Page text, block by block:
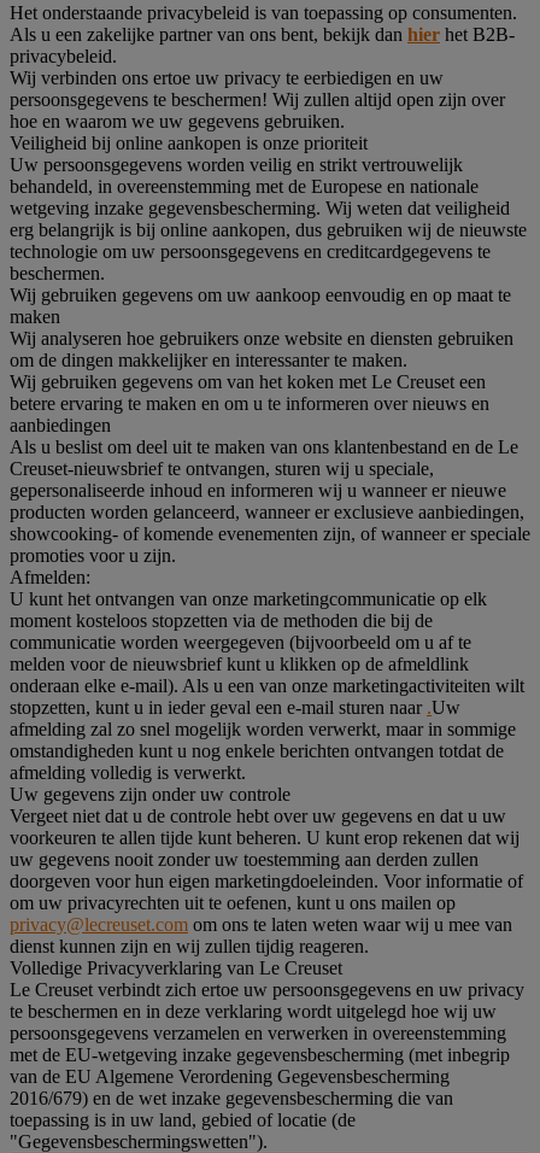
Het onderstaande privacybeleid is van toepassing op consumenten.
Als u een zakelijke partner van ons bent, bekijk dan hier het B2B-
privacybeleid.
Wij verbinden ons ertoe uw privacy te eerbiedigen en uw
persoonsgegevens te beschermen! Wij zullen altijd open zijn over
hoe en waarom we uw gegevens gebruiken.
Veiligheid bij online aankopen is onze prioriteit
Uw persoonsgegevens worden veilig en strikt vertrouwelijk
behandeld, in overeenstemming met de Europese en nationale
wetgeving inzake gegevensbescherming. Wij weten dat veiligheid
erg belangrijk is bij online aankopen, dus gebruiken wij de nieuwste
technologie om uw persoonsgegevens en creditcardgegevens te
beschermen.
Wij gebruiken gegevens om uw aankoop eenvoudig en op maat te
maken
Wij analyseren hoe gebruikers onze website en diensten gebruiken
om de dingen makkelijker en interessanter te maken.
Wij gebruiken gegevens om van het koken met Le Creuset een
betere ervaring te maken en om u te informeren over nieuws en
aanbiedingen
Als u beslist om deel uit te maken van ons klantenbestand en de Le
Creuset-nieuwsbrief te ontvangen, sturen wij u speciale,
gepersonaliseerde inhoud en informeren wij u wanneer er nieuwe
producten worden gelanceerd, wanneer er exclusieve aanbiedingen,
showcooking- of komende evenementen zijn, of wanneer er speciale
promoties voor u zijn.
Afmelden:
U kunt het ontvangen van onze marketingcommunicatie op elk
moment kosteloos stopzetten via de methoden die bij de
communicatie worden weergegeven (bijvoorbeeld om u af te
melden voor de nieuwsbrief kunt u klikken op de afmeldlink
onderaan elke e-mail). Als u een van onze marketingactiviteiten wilt
stopzetten, kunt u in ieder geval een e-mail sturen naar .Uw
afmelding zal zo snel mogelijk worden verwerkt, maar in sommige
omstandigheden kunt u nog enkele berichten ontvangen totdat de
afmelding volledig is verwerkt.
Uw gegevens zijn onder uw controle
Vergeet niet dat u de controle hebt over uw gegevens en dat u uw
voorkeuren te allen tijde kunt beheren. U kunt erop rekenen dat wij
uw gegevens nooit zonder uw toestemming aan derden zullen
doorgeven voor hun eigen marketingdoeleinden. Voor informatie of
om uw privacyrechten uit te oefenen, kunt u ons mailen op
privacy@lecreuset.com om ons te laten weten waar wij u mee van
dienst kunnen zijn en wij zullen tijdig reageren.
Volledige Privacyverklaring van Le Creuset
Le Creuset verbindt zich ertoe uw persoonsgegevens en uw privacy
te beschermen en in deze verklaring wordt uitgelegd hoe wij uw
persoonsgegevens verzamelen en verwerken in overeenstemming
met de EU-wetgeving inzake gegevensbescherming (met inbegrip
van de EU Algemene Verordening Gegevensbescherming
2016/679) en de wet inzake gegevensbescherming die van
toepassing is in uw land, gebied of locatie (de
"Gegevensbeschermingswetten").